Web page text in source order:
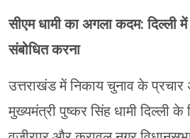
सीएम धामी का अगला कदम: दिल्ली
संबोधित करना
उत्तराखंड में निकाय चुनाव के
मुख्यमंत्री पुष्कर सिंह धामी दिल्ली के